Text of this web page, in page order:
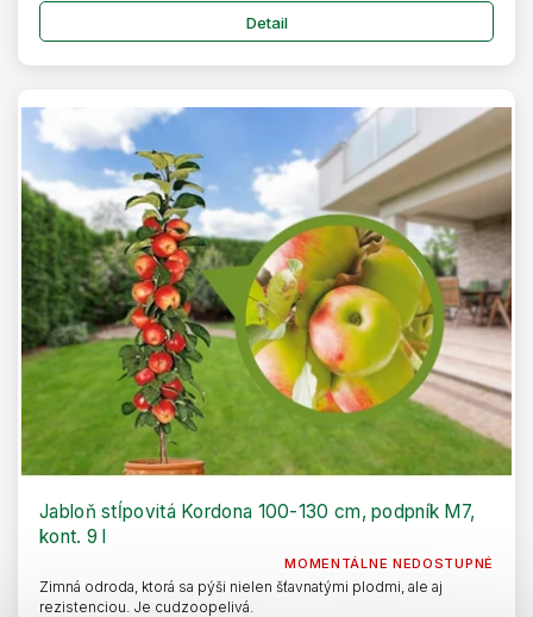
Detail
Jabloň stĺpovitá Kordona 100-130 cm, podpník M7,
kont. 9 l
MOMENTÁLNE NEDOSTUPNÉ
Zimná odroda, ktorá sa pýši nielen šťavnatými plodmi, ale aj
rezistenciou. Je cudzoopelivá.